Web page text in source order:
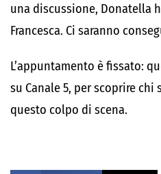
una discussione, Donatella
Francesca. Ci saranno
L’appuntamento è fissato:
su Canale 5, per scoprire
questo colpo di scena.